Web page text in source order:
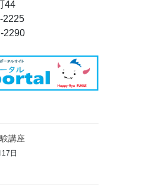
44
2225
2290
講座
日